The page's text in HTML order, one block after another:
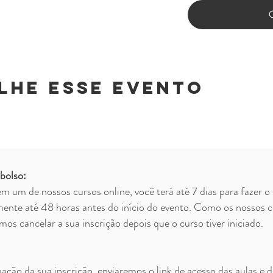
esse evento
um de nossos cursos online, você terá até 7 dias para fazer
até 48 horas antes do início do evento. Como os nossos
cancelar a sua inscrição depois que o curso tiver iniciado.​